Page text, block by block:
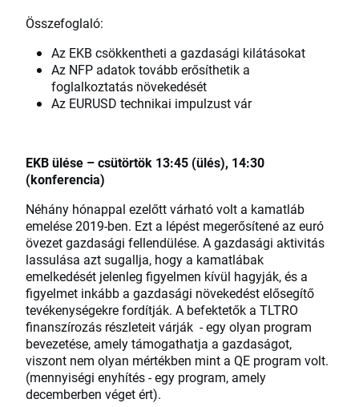
Összefoglaló:
Az EKB csökkentheti a gazdasági kilátásokat
Az NFP adatok tovább erősíthetik a
foglalkoztatás növekedését
Az EURUSD technikai impulzust vár
EKB ülése – csütörtök 13:45 (ülés), 14:30
(konferencia)
Néhány hónappal ezelőtt várható volt a kamatláb
emelése 2019-ben. Ezt a lépést megerősítené az euró
övezet gazdasági fellendülése. A gazdasági aktivitás
lassulása azt sugallja, hogy a kamatlábak
emelkedését jelenleg figyelmen kívül hagyják, és a
figyelmet inkább a gazdasági növekedést elősegítő
tevékenységekre fordítják. A befektetők a TLTRO
finanszírozás részleteit várják - egy olyan program
bevezetése, amely támogathatja a gazdaságot,
viszont nem olyan mértékben mint a QE program volt.
(mennyiségi enyhítés - egy program, amely
decemberben véget ért).